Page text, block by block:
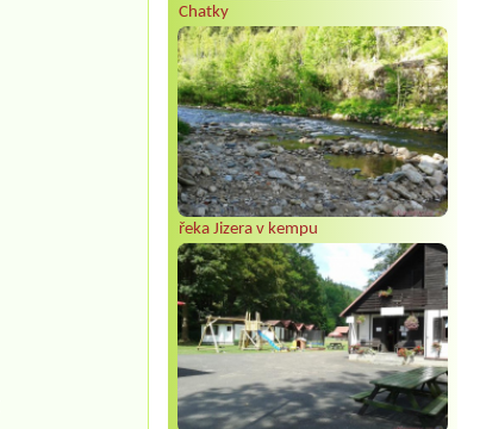
Chatky
řeka Jizera v kempu